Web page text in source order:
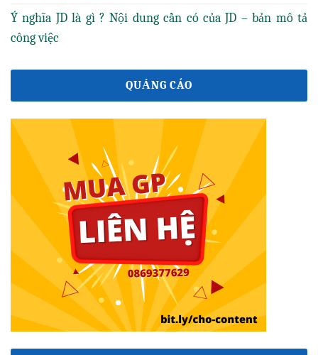
Ý nghĩa JD là gì ? Nội dung cần có của JD – bản mô tả
công việc
QUẢNG CÁO